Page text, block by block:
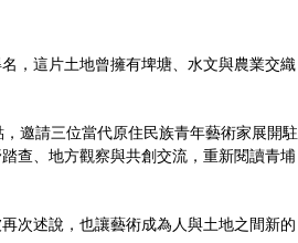
，這片土地曾擁有埤塘、水文與農業交織
邀請三位當代原住民族青年藝術家展開駐
查、地方觀察與共創交流，重新閱讀青埔
次述說，也讓藝術成為人與土地之間新的